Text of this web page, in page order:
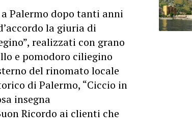
Palermo dopo tanti anni
la giuria di
realizzati con grano
e pomodoro ciliegino
del rinomato locale
di Palermo, “Ciccio in
insegna
Ricordo ai clienti che